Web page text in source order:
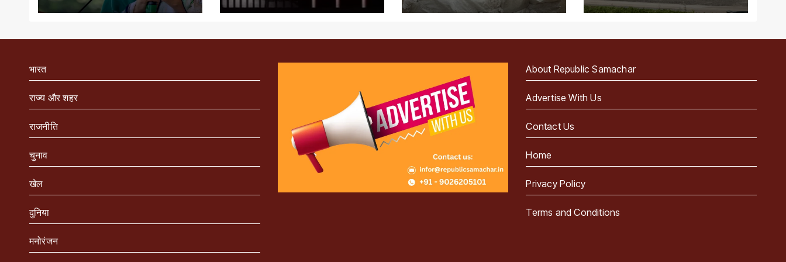
भारत
राज्य और शहर
राजनीति
चुनाव
खेल
दुनिया
मनोरंजन
About Republic Samachar
Advertise With Us
Contact Us
Home
Privacy Policy
Terms and Conditions